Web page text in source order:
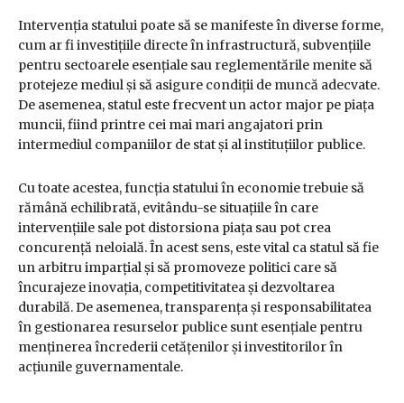
Intervenția statului poate să se manifeste în diverse forme,
cum ar fi investițiile directe în infrastructură, subvențiile
pentru sectoarele esențiale sau reglementările menite să
protejeze mediul și să asigure condiții de muncă adecvate.
De asemenea, statul este frecvent un actor major pe piața
muncii, fiind printre cei mai mari angajatori prin
intermediul companiilor de stat și al instituțiilor publice.
Cu toate acestea, funcția statului în economie trebuie să
rămână echilibrată, evitându-se situațiile în care
intervențiile sale pot distorsiona piața sau pot crea
concurență neloială. În acest sens, este vital ca statul să fie
un arbitru imparțial și să promoveze politici care să
încurajeze inovația, competitivitatea și dezvoltarea
durabilă. De asemenea, transparența și responsabilitatea
în gestionarea resurselor publice sunt esențiale pentru
menținerea încrederii cetățenilor și investitorilor în
acțiunile guvernamentale.